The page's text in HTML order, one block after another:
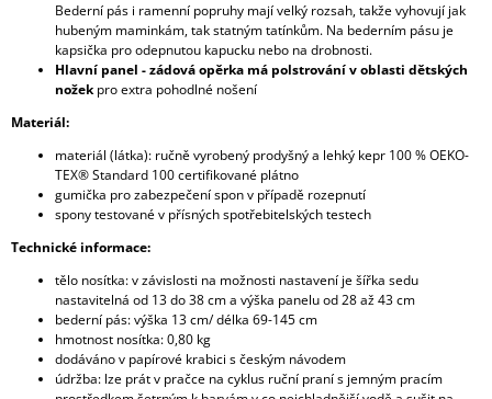
Bederní pás i ramenní popruhy mají velký rozsah, takže vyhovují jak
hubeným maminkám, tak statným tatínkům. Na bederním pásu je
kapsička pro odepnutou kapucku nebo na drobnosti.
Hlavní panel - zádová opěrka má polstrování v oblasti dětských
nožekpro extra pohodlné nošení
Materiál:
materiál (látka): ručně vyrobený prodyšný a lehký kepr 100 % OEKO-
TEX® Standard 100 certifikované plátno
gumička pro zabezpečení spon v případě rozepnutí
spony testované v přísných spotřebitelských testech
Technické informace:
tělo nosítka: v závislosti na možnosti nastavení je šířka sedu
nastavitelná od 13 do 38 cm a výška panelu od 28 až 43 cm
bederní pás: výška 13 cm/ délka 69-145 cm
hmotnost nosítka: 0,80 kg
dodáváno v papírové krabici s českým návodem
údržba: lze prát v pračce na cyklus ruční praní s jemným pracím